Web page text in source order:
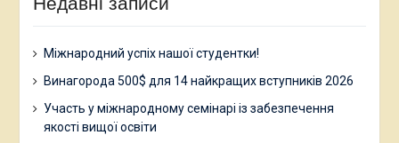
Міжнародний успіх нашої студентки!
Винагорода 500$ для 14 найкращих вступників 2026
Участь у міжнародному семінарі із забезпечення
якості вищої освіти